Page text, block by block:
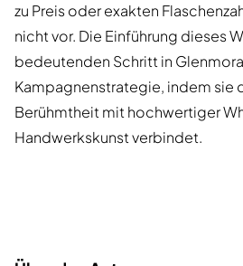
zu Preis oder exakten
nicht vor. Die Einführung dieses
bedeutenden Schritt in
Kampagnenstrategie, indem sie
Berühmtheit mit hochwertiger
Handwerkskunst verbindet.